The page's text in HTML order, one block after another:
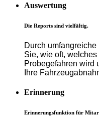
Auswertung
Die Reports sind vielfältig.
Durch umfangreiche
Sie, wie oft, welches
Probegefahren wird
Ihre
Erinnerung
Erinnerungsfunktion für